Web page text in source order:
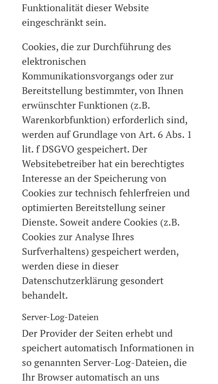
Funktionalität dieser Website
eingeschränkt sein.
Cookies, die zur Durchführung des
elektronischen
Kommunikationsvorgangs oder zur
Bereitstellung bestimmter, von Ihnen
erwünschter Funktionen (z.B.
Warenkorbfunktion) erforderlich sind,
werden auf Grundlage von Art. 6 Abs. 1
lit. f DSGVO gespeichert. Der
Websitebetreiber hat ein berechtigtes
Interesse an der Speicherung von
Cookies zur technisch fehlerfreien und
optimierten Bereitstellung seiner
Dienste. Soweit andere Cookies (z.B.
Cookies zur Analyse Ihres
Surfverhaltens) gespeichert werden,
werden diese in dieser
Datenschutzerklärung gesondert
behandelt.
Server-Log-Dateien
Der Provider der Seiten erhebt und
speichert automatisch Informationen in
so genannten Server-Log-Dateien, die
Ihr Browser automatisch an uns